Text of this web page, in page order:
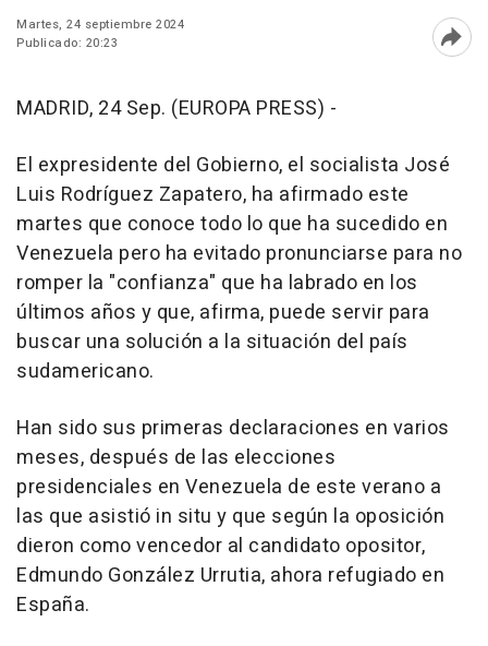
Martes, 24 septiembre 2024
Publicado: 20:23
MADRID, 24 Sep. (EUROPA PRESS) -
El expresidente del Gobierno, el socialista José
Luis Rodríguez Zapatero, ha afirmado este
martes que conoce todo lo que ha sucedido en
Venezuela pero ha evitado pronunciarse para no
romper la "confianza" que ha labrado en los
últimos años y que, afirma, puede servir para
buscar una solución a la situación del país
sudamericano.
Han sido sus primeras declaraciones en varios
meses, después de las elecciones
presidenciales en Venezuela de este verano a
las que asistió in situ y que según la oposición
dieron como vencedor al candidato opositor,
Edmundo González Urrutia, ahora refugiado en
España.